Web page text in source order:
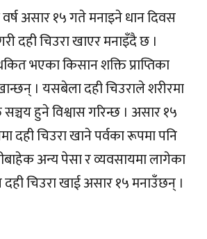
वर्ष असार १५ गते मनाइने धान दिवस
दही चिउरा खाएर मनाइँदै छ ।
भएका किसान शक्ति प्राप्तिका
। यसबेला दही चिउराले शरीरमा
हुने विश्वास गरिन्छ । असार १५
दही चिउरा खाने पर्वका रूपमा पनि
अन्य पेसा र व्यवसायमा लागेका
चिउरा खाई असार १५ मनाउँछन् ।